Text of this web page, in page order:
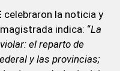
celebraron la noticia y
indica: “La
el reparto de
y las provincias;